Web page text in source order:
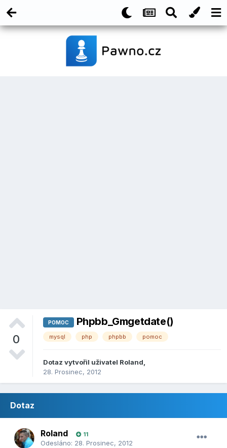
0
POMOC Phpbb_Gmgetdate()
mysql php phpbb pomoc
Dotaz vytvořil uživatel Roland,
28. Prosinec, 2012
Dotaz
Roland 11
Odesláno: 28. Prosinec, 2012